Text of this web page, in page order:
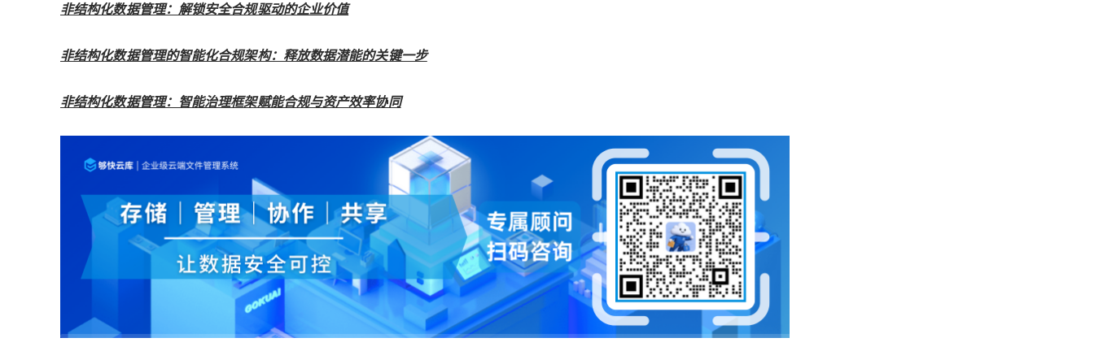
非结构化数据管理：解锁安全合规驱动的企业价值
非结构化数据管理的智能化合规架构：释放数据潜能的关键一步
非结构化数据管理：智能治理框架赋能合规与资产效率协同